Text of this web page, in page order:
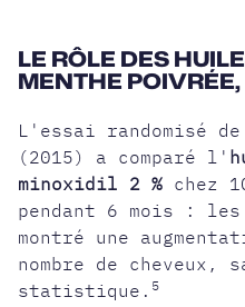
LE RÔLE DES
MENTHE
L'essai randomisé
(2015) a comparé l'
minoxidil 2 % chez
pendant 6 mois : les
montré une
nombre de cheveux,
statistique. 5